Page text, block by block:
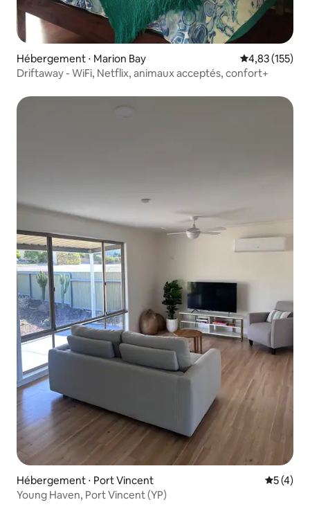
Hébergement ⋅ Marion Bay Évaluation
4,83 (155)
Driftaway - WiFi, Netflix, animaux acceptés, confort+
Hébergement ⋅ Port Vincent
5 (4)
Young Haven, Port Vincent (YP)